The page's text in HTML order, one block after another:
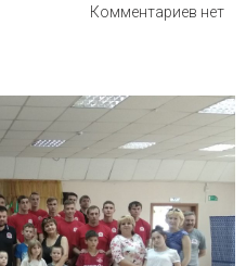
Комментариев кнет